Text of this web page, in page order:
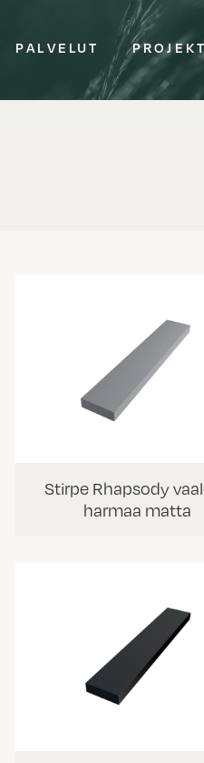
PALVELUT
Stirpe Rhapsody
harmaa matta